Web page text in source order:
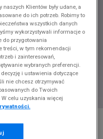
MR CARGO
naszych Klientów były udane, a
do ich potrzeb. Robimy to
wszystkich danych
wykorzystywali informacje o
przygotowania
treści, w tym rekomendacji
i zainteresowań,
wybranych preferencji.
i ustawienia dotyczące
nie chcesz otrzymywać
do Twoich
W celu uzyskania więcej